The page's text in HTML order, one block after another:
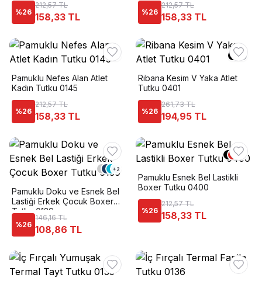
%26
212,57 TL
158,33 TL %26
212,57 TL
158,33 TL
Pamuklu Nefes Alan Atlet
Kadın Tutku 0145
%26
212,57 TL
158,33 TL
Ribana Kesim V Yaka Atlet
Tutku 0401
%26
261,73 TL
194,95 TL
+2
Pamuklu Doku ve Esnek Bel
Lastiği Erkek Çocuk Boxer
Tutku 0139
%26
146,16 TL
108,86 TL
+ 6
Pamuklu Esnek Bel Lastikli
Boxer Tutku 0400
%26
212,57 TL
158,33 TL